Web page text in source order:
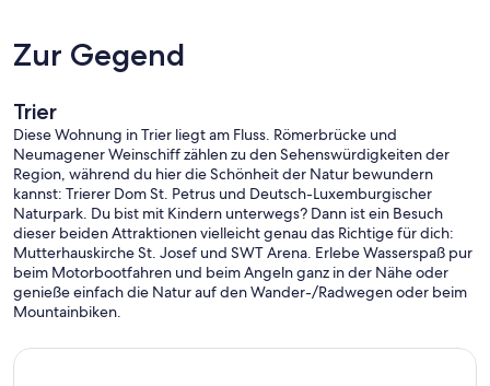
Zur Gegend
Trier
Diese Wohnung in Trier liegt am Fluss. Römerbrücke und
Neumagener Weinschiff zählen zu den Sehenswürdigkeiten der
Region, während du hier die Schönheit der Natur bewundern
kannst: Trierer Dom St. Petrus und Deutsch-Luxemburgischer
Naturpark. Du bist mit Kindern unterwegs? Dann ist ein Besuch
dieser beiden Attraktionen vielleicht genau das Richtige für dich:
Mutterhauskirche St. Josef und SWT Arena. Erlebe Wasserspaß pur
beim Motorbootfahren und beim Angeln ganz in der Nähe oder
genieße einfach die Natur auf den Wander-/Radwegen oder beim
Mountainbiken.